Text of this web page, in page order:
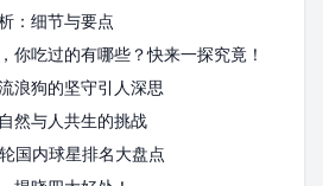
：细节与要点
你吃过的有哪些？快来一探究竟！
浪狗的坚守引人深思
然与人共生的挑战
国内球星排名大盘点